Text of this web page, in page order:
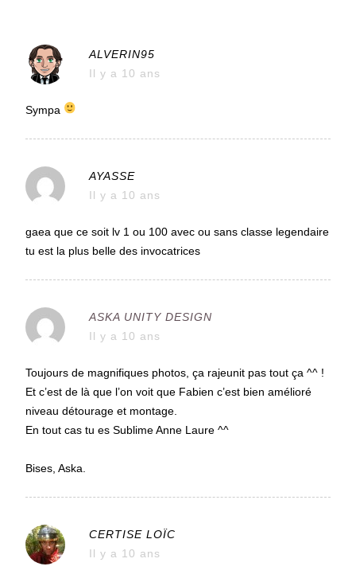
ALVERIN95
Il y a 10 ans
Sympa
AYASSE
Il y a 10 ans
gaea que ce soit lv 1 ou 100 avec ou sans classe legendaire
tu est la plus belle des invocatrices
ASKA UNITY DESIGN
Il y a 10 ans
Toujours de magnifiques photos, ça rajeunit pas tout ça ^^ !
Et c’est de là que l’on voit que Fabien c’est bien amélioré
niveau détourage et montage.
En tout cas tu es Sublime Anne Laure ^^
Bises, Aska.
CERTISE LOÏC
Il y a 10 ans